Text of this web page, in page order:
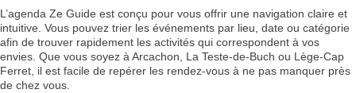
L’agenda Ze Guide est conçu pour vous offrir une navigation claire et
intuitive. Vous pouvez trier les événements par lieu, date ou catégorie
afin de trouver rapidement les activités qui correspondent à vos
envies. Que vous soyez à Arcachon, La Teste-de-Buch ou Lège-Cap
Ferret, il est facile de repérer les rendez-vous à ne pas manquer près
de chez vous.